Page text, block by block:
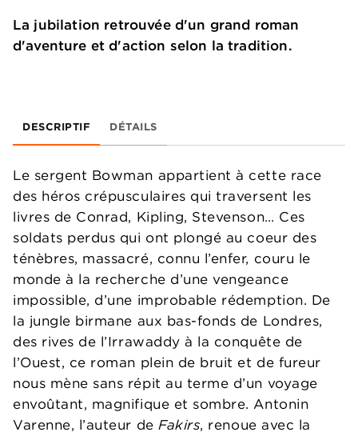
La jubilation retrouvée d'un grand roman
d'aventure et d'action selon la tradition.
DESCRIPTIF DÉTAILS
Le sergent Bowman appartient à cette race
des héros crépusculaires qui traversent les
livres de Conrad, Kipling, Stevenson… Ces
soldats perdus qui ont plongé au coeur des
ténèbres, massacré, connu l’enfer, couru le
monde à la recherche d’une vengeance
impossible, d’une improbable rédemption. De
la jungle birmane aux bas-fonds de Londres,
des rives de l’Irrawaddy à la conquête de
l’Ouest, ce roman plein de bruit et de fureur
nous mène sans répit au terme d’un voyage
envoûtant, magnifique et sombre. Antonin
Varenne, l’auteur deFakirs, renoue avec la